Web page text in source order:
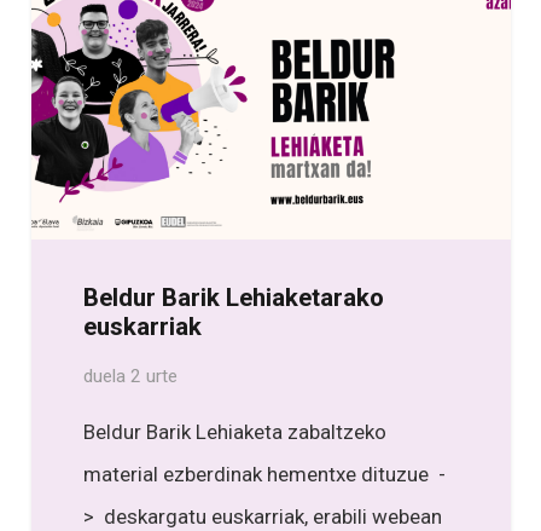
Beldur Barik Lehiaketarako
euskarriak
duela 2 urte
Beldur Barik Lehiaketa zabaltzeko
material ezberdinak hementxe dituzue -
> deskargatu euskarriak, erabili webean